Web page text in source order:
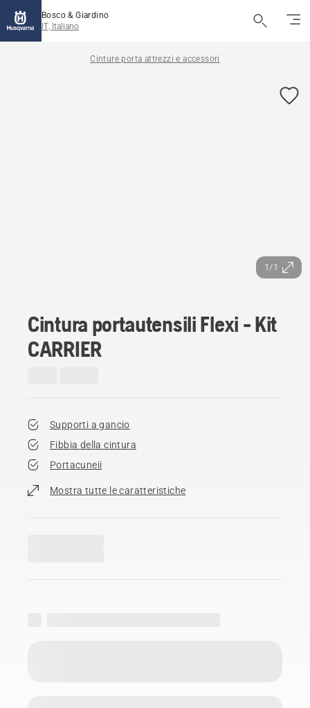
Bosco & Giardino
IT, Italiano
Cinture porta attrezzi e accessori
1/1
Cintura portautensili Flexi - Kit
CARRIER
Supporti a gancio
Fibbia della cintura
Portacuneii
Mostra tutte le caratteristiche